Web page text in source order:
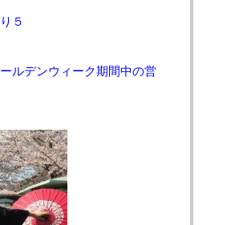
５
ルデンウィーク期間中の営